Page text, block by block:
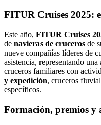
FITUR Cruises 2025:
Este año, FITUR Cruises
de navieras de cruceros de
nueve compañías líderes de
asistencia, representando
cruceros familiares con
y expedición, cruceros
específicos.
Formación, premios y